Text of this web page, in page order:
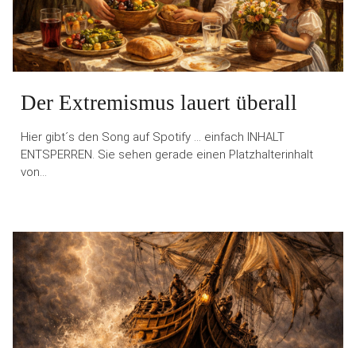
Der Extremismus lauert überall
Hier gibt´s den Song auf Spotify … einfach INHALT
ENTSPERREN. Sie sehen gerade einen Platzhalterinhalt
von…